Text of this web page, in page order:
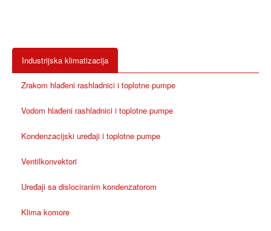
Industrijska klimatizacija
Zrakom hlađeni rashladnici i toplotne pumpe
Vodom hlađeni rashladnici i toplotne pumpe
Kondenzacijski uređaji i toplotne pumpe
Ventilkonvektori
Uređaji sa dislociranim kondenzatorom
Klima komore